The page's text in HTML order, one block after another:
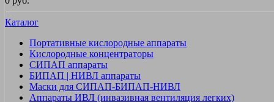
Каталог
Портативные кислородные аппараты
Кислородные концентраторы
СИПАП аппараты
БИПАП | НИВЛ аппараты
Маски для СИПАП-БИПАП-НИВЛ
Аппараты ИВЛ (инвазивная вентиляция легких)